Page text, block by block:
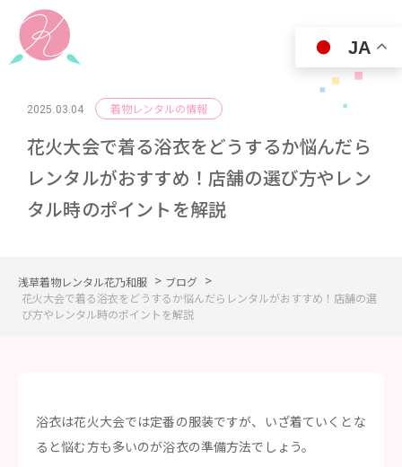
2025.03.04 着物レンタルの情報
花火大会で着る浴衣をどうするか悩んだら
レンタルがおすすめ！店舗の選び方やレン
タル時のポイントを解説
浅草着物レンタル花乃和服 > ブログ >
花火大会で着る浴衣をどうするか悩んだらレンタルがおすすめ！店舗の選
び方やレンタル時のポイントを解説
浴衣は花火大会では定番の服装ですが、いざ着ていくとな
ると悩む方も多いのが浴衣の準備方法でしょう。
JA